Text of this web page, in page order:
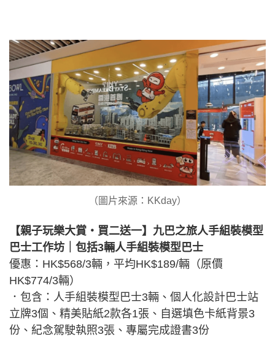
（圖片來源：KKday）
【親子玩樂大賞・買二送一】九巴之旅人手組裝模型
巴士工作坊｜包括3輛人手組裝模型巴士
優惠：HK$568/3輛，平均HK$189/輛（原價
HK$774/3輛）
．包含：人手組裝模型巴士3輛、個人化設計巴士站
立牌3個、精美貼紙2款各1張、自選填色卡紙背景3
份、紀念駕駛執照3張、專屬完成證書3份